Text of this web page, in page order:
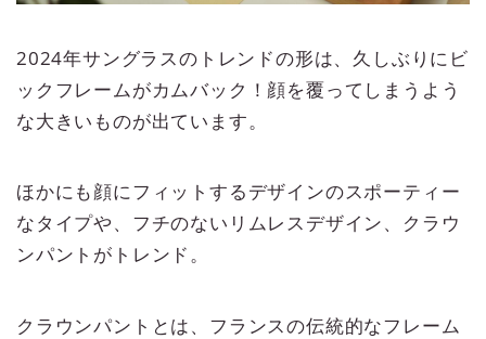
2024年サングラスのトレンドの形は、久しぶりにビ
ックフレームがカムバック！顔を覆ってしまうよう
な大きいものが出ています。
ほかにも顔にフィットするデザインのスポーティー
なタイプや、フチのないリムレスデザイン、クラウ
ンパントがトレンド。
クラウンパントとは、フランスの伝統的なフレーム